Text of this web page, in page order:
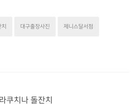
대구출장사진 제니스달서점
쿠치나 돌잔치